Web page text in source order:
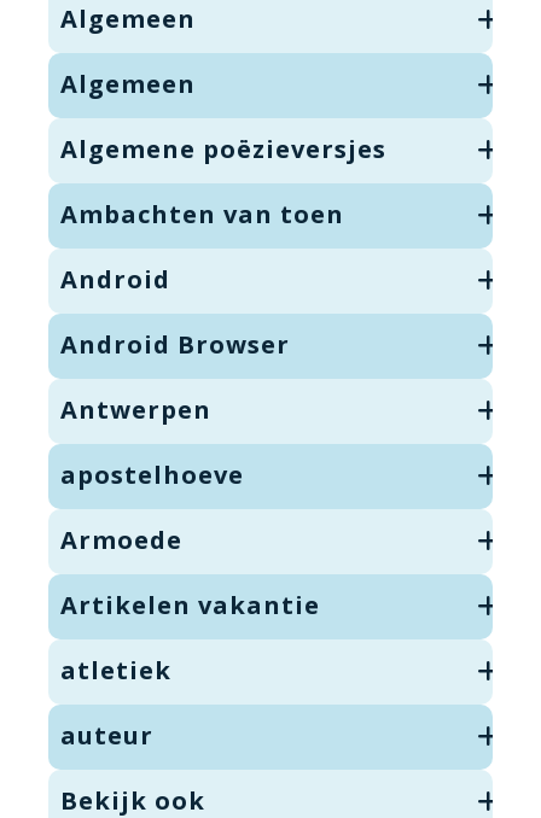
Algemeen
Algemeen
Algemene poëzieversjes
Ambachten van toen
Android
Android Browser
Antwerpen
apostelhoeve
Armoede
Artikelen vakantie
atletiek
auteur
Bekijk ook